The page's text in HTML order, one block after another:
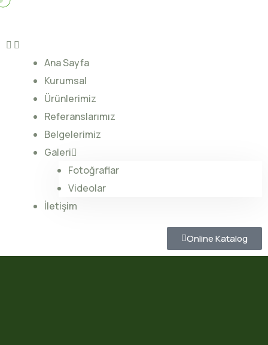
Ana Sayfa
Kurumsal
Ürünlerimiz
Referanslarımız
Belgelerimiz
Galeri
Fotoğraflar
Videolar
İletişim
Online Katalog